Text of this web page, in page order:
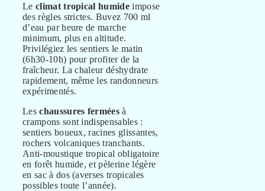
Le climat tropical humide impose
des règles strictes. Buvez 700 ml
d’eau par heure de marche
minimum, plus en altitude.
Privilégiez les sentiers le matin
(6h30-10h) pour profiter de la
fraîcheur. La chaleur déshydrate
rapidement, même les randonneurs
expérimentés.
Leschaussures fermées à
crampons sont indispensables :
sentiers boueux, racines glissantes,
rochers volcaniques tranchants.
Anti-moustique tropical obligatoire
en forêt humide, et pèlerine légère
en sac à dos (averses tropicales
possibles toute l’année).